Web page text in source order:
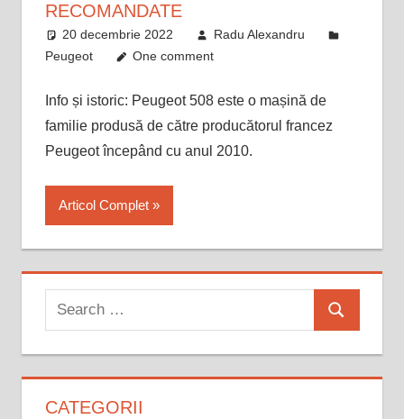
RECOMANDATE
20 decembrie 2022
Radu Alexandru
Peugeot
One comment
Info și istoric: Peugeot 508 este o mașină de
familie produsă de către producătorul francez
Peugeot începând cu anul 2010.
Articol Complet
Search
for:
Search
CATEGORII